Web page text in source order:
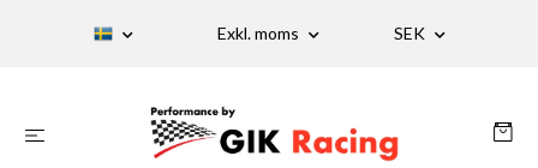
Exkl. moms SEK